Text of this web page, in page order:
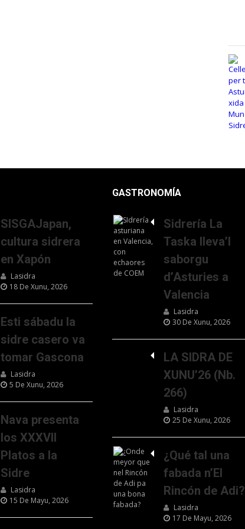
SISGAJapan,
cultura sidrera
en Xapón
Lasidra
18 De Xunu, 2026
Esti sábadu la
sidre casero va
tomar Gascona
Lasidra
5 De Xunu, 2026
Nava presenta
los XXXVII
Platos a la
Sidre
Lasidra
15 De Mayu, 2026
GASTRONOMÍA
Sidrería La
Taska lleva’l
saborgu
d’Asturies a
Valencia
Lasidra
30 De Xunu, 2026
LA SIDRA DE
XUNU’26 (Nb.
266)
Lasidra
25 De Xunu, 2026
¿Qué tal una
fabada n’El
Rincón de Adi?
Lasidra
17 De Mayu, 2026